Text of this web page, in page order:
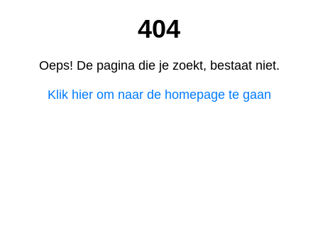
404
Oeps! De pagina die je zoekt, bestaat niet.
Klik hier om naar de homepage te gaan